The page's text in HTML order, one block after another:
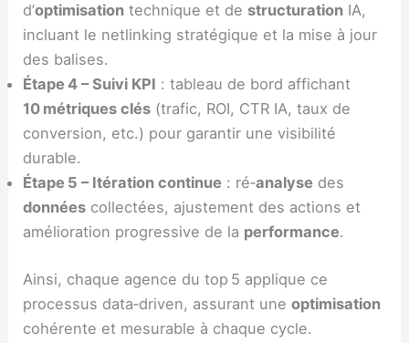
d’optimisation technique et de structuration IA,
incluant le netlinking stratégique et la mise à jour
des balises.
Étape 4 – Suivi KPI : tableau de bord affichant
10 métriques clés (trafic, ROI, CTR IA, taux de
conversion, etc.) pour garantir une visibilité
durable.
Étape 5 – Itération continue : ré‑analyse des
données collectées, ajustement des actions et
amélioration progressive de la performance.
Ainsi, chaque agence du top 5 applique ce
processus data‑driven, assurant uneoptimisation
cohérente et mesurable à chaque cycle.